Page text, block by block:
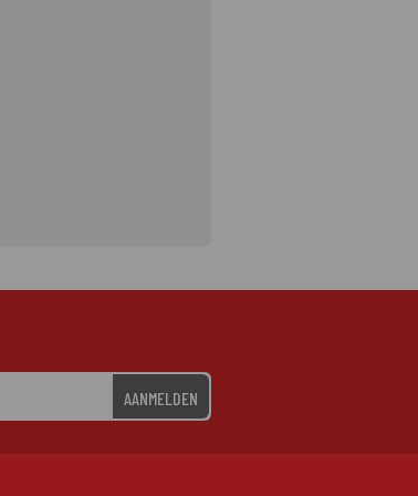
AANMELDEN